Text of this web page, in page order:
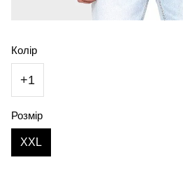
Колір
+1
Розмір
XXL